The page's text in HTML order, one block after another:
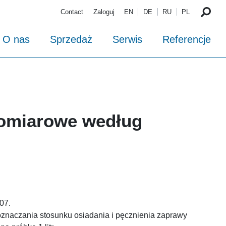
Contact Zaloguj EN DE RU PL
O nas Sprzedaż Serwis Referencje
według
stosunku osiadania i pęcznienia zaprawy